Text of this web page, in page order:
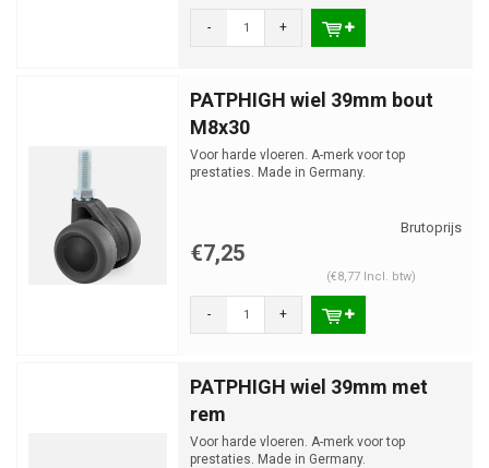
- +
PATPHIGH wiel 39mm bout
M8x30
Voor harde vloeren. A-merk voor top
prestaties. Made in Germany.
€7,25
(€8,77 Incl. btw)
- +
PATPHIGH wiel 39mm met
rem
Voor harde vloeren. A-merk voor top
prestaties. Made in Germany.